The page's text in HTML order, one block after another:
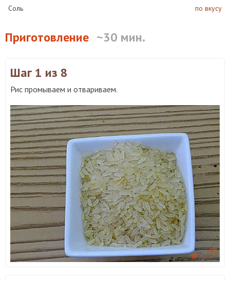
Соль
по вкусу
Приготовление ~30 мин.
Шаг 1 из 8
Рис промываем и отвариваем.